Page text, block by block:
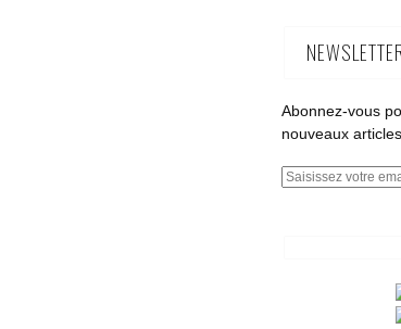
Abonnez-vous
nouveaux
E